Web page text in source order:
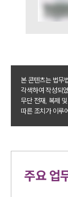
본 콘텐츠는 법무
각색하여 작성되
무단 전재, 복제
따른 조치가 이루
주요 업